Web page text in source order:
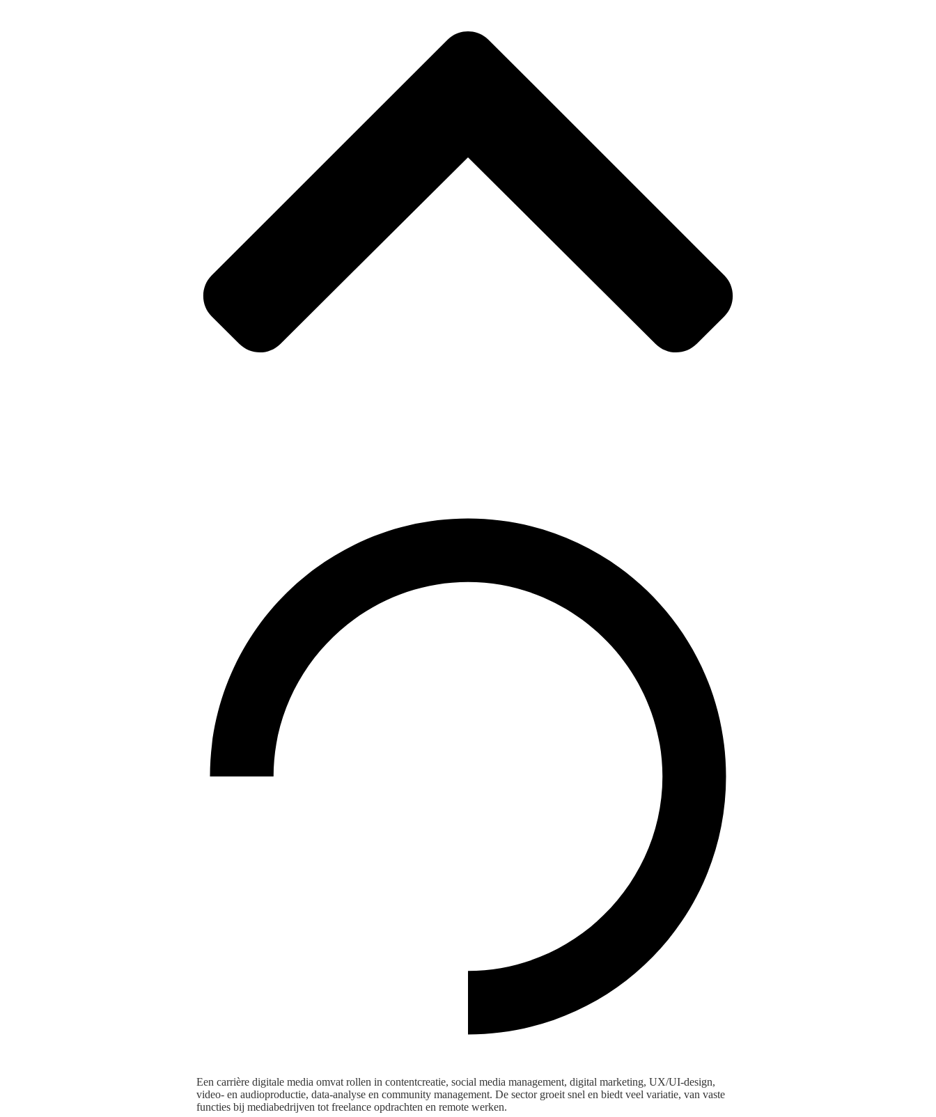
Een carrière digitale media omvat rollen in contentcreatie, social media management, digital marketing, UX/UI-design,
video- en audioproductie, data-analyse en community management. De sector groeit snel en biedt veel variatie, van vaste
functies bij mediabedrijven tot freelance opdrachten en remote werken.